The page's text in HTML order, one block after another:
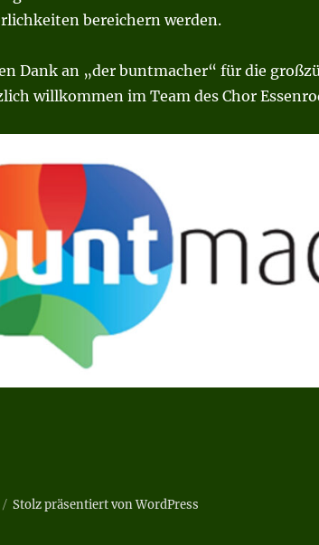
bereichern werden.
Dank an „der buntmacher“ für die
willkommen im Team des Chor
Stolz präsentiert von WordPress